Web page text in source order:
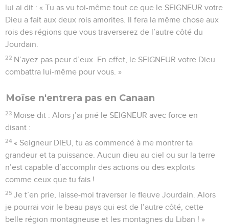
lui ai dit : « Tu as vu toi-même tout ce que le SEIGNEUR votre
Dieu a fait aux deux rois amorites. Il fera la même chose aux
rois des régions que vous traverserez de l’autre côté du
Jourdain.
22 N’ayez pas peur d’eux. En effet, le SEIGNEUR votre Dieu
combattra lui-même pour vous. »
Moïse n'entrera pas en Canaan
23 Moïse dit : Alors j’ai prié le SEIGNEUR avec force en
disant :
24 « Seigneur DIEU, tu as commencé à me montrer ta
grandeur et ta puissance. Aucun dieu au ciel ou sur la terre
n’est capable d’accomplir des actions ou des exploits
comme ceux que tu fais !
25 Je t’en prie, laisse-moi traverser le fleuve Jourdain. Alors
je pourrai voir le beau pays qui est de l’autre côté, cette
belle région montagneuse et les montagnes du Liban ! »